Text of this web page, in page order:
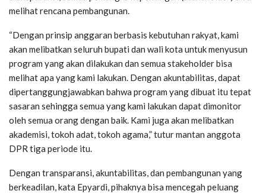
melihat rencana pembangunan.
“Dengan prinsip anggaran berbasis kebutuhan rakyat, kami
akan melibatkan seluruh bupati dan wali kota untuk menyusun
program yang akan dilakukan dan semua stakeholder bisa
melihat apa yang kami lakukan. Dengan akuntabilitas, dapat
dipertanggungjawabkan bahwa program yang dibuat itu tepat
sasaran sehingga semua yang kami lakukan dapat dimonitor
oleh semua orang dengan baik. Kami juga akan melibatkan
akademisi, tokoh adat, tokoh agama,” tutur mantan anggota
DPR tiga periode itu.
Dengan transparansi, akuntabilitas, dan pembangunan yang
berkeadilan, kata Epyardi, pihaknya bisa mencegah peluang